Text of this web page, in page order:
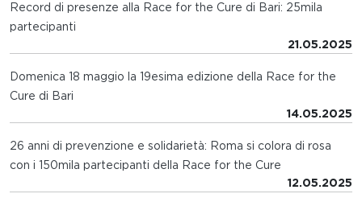
Record di presenze alla Race for the Cure di Bari: 25mila
partecipanti
21.05.2025
Domenica 18 maggio la 19esima edizione della Race for the
Cure di Bari
14.05.2025
26 anni di prevenzione e solidarietà: Roma si colora di rosa
con i 150mila partecipanti della Race for the Cure
12.05.2025